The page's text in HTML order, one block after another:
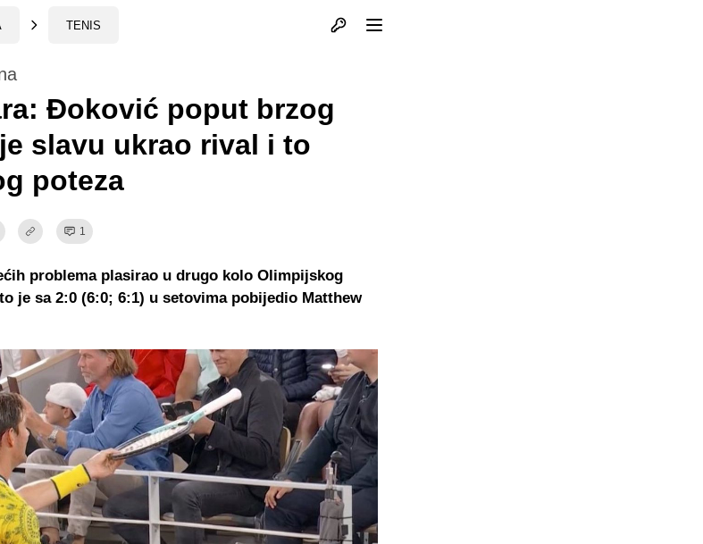
TENIS Otvori profil
Đoković poput brzog
slavu ukrao rival i to
poteza
1
problema plasirao u drugo kolo Olimpijskog
je sa 2:0 (6:0; 6:1) u setovima pobijedio Matthew